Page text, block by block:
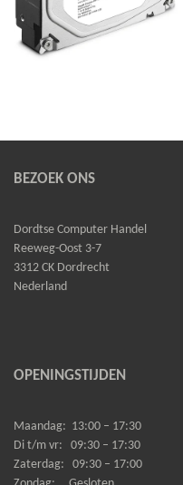
BEZOEK ONS
Dordtse Computer Handel
Reeweg-Oost 3-7
3312 CK Dordrecht
Nederland
OPENINGSTIJDEN
Maandag: 13:00 – 17:30
Di t/m vr: 09:30 – 17:30
Zaterdag: 09:30 – 17:00